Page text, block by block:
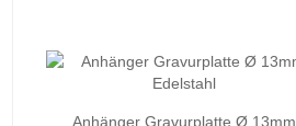
Anhänger Gravurplatte Ø 13mm